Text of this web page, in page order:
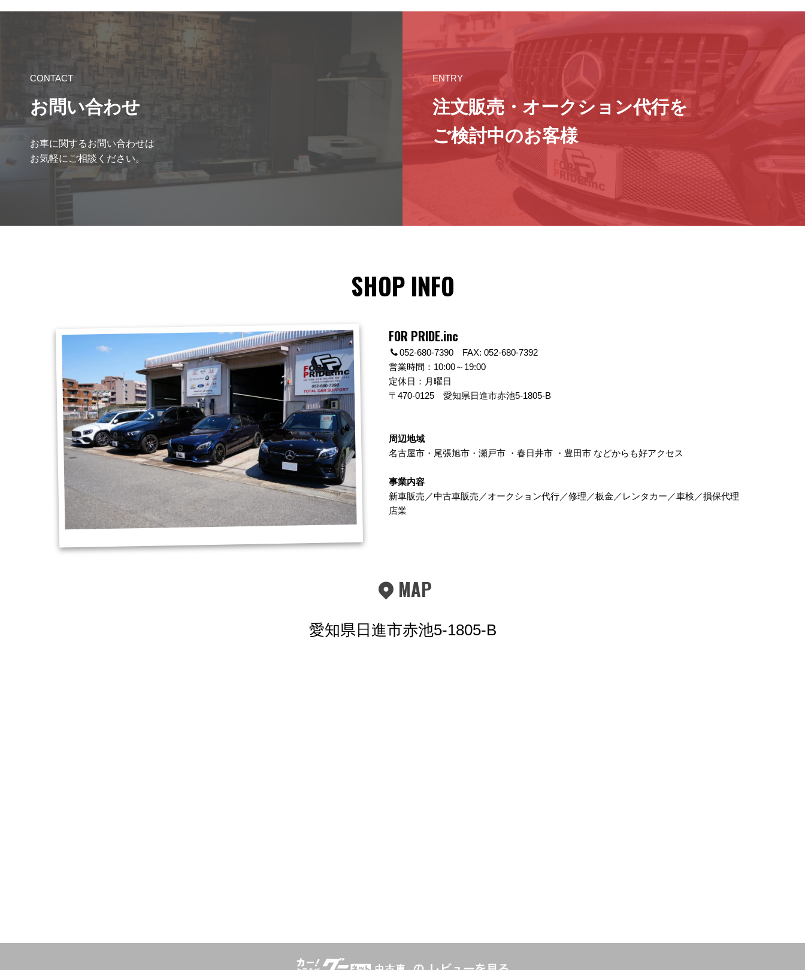
CONTACT
お問い合わせ
お車に関するお問い合わせは
お気軽にご相談ください。
ENTRY
注文販売・オークション代行を
ご検討中のお客様
SHOP INFO
FOR PRIDE.inc
052-680-7390 FAX: 052-680-7392
営業時間：10:00～19:00
定休日：月曜日
〒470-0125 愛知県日進市赤池5-1805-B
周辺地域
名古屋市・ 尾張旭市・ 瀬戸市・ 春日井市・ 豊田市などからも好アクセス
事業内容
新車販売／中古車販売／オークション代行／修理／板金／レンタカー／車検／損保代理
店業
MAP
愛知県日進市赤池5-1805-B